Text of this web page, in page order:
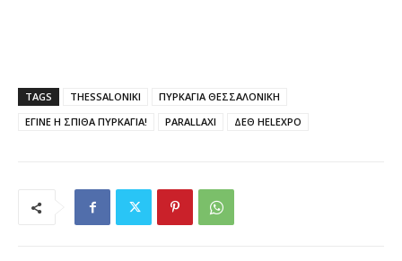
TAGS THESSALONIKI
ΠΥΡΚΑΓΙΑ ΘΕΣΣΑΛΟΝΙΚΗ
ΕΓΙΝΕ Η ΣΠΙΘΑ ΠΥΡΚΑΓΙΑ!
PARALLAXI ΔΕΘ HELEXPO